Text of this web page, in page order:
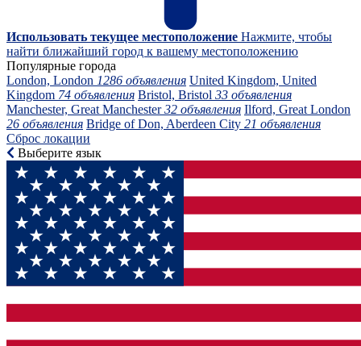
Использовать текущее местоположение Нажмите, чтобы
найти ближайший город к вашему местоположению
Популярные города
London, London 1286 объявления United Kingdom, United
Kingdom 74 объявления Bristol, Bristol 33 объявления
Manchester, Great Manchester32 объявления Ilford, Great London
26 объявления Bridge of Don, Aberdeen City 21 объявления
Сброс локации
Выберите язык